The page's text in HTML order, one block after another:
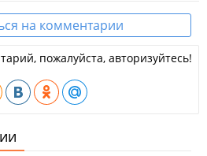
на комментарии
пожалуйста, авторизуйтесь!